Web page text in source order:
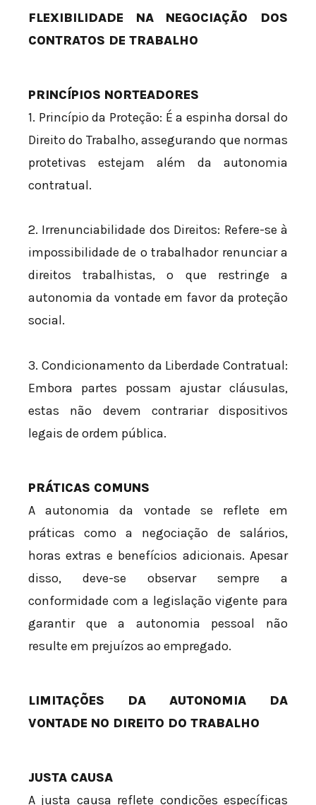
FLEXIBILIDADE NA NEGOCIAÇÃO DOS
CONTRATOS DE TRABALHO
PRINCÍPIOS NORTEADORES
1. Princípio da Proteção: É a espinha dorsal do
Direito do Trabalho, assegurando que normas
protetivas estejam além da autonomia
contratual.
2. Irrenunciabilidade dos Direitos: Refere-se à
impossibilidade de o trabalhador renunciar a
direitos trabalhistas, o que restringe a
autonomia da vontade em favor da proteção
social.
3. Condicionamento da Liberdade Contratual:
Embora partes possam ajustar cláusulas,
estas não devem contrariar dispositivos
legais de ordem pública.
PRÁTICAS COMUNS
A autonomia da vontade se reflete em
práticas como a negociação de salários,
horas extras e benefícios adicionais. Apesar
disso, deve-se observar sempre a
conformidade com a legislação vigente para
garantir que a autonomia pessoal não
resulte em prejuízos ao empregado.
LIMITAÇÕES DA AUTONOMIA DA
VONTADE NO DIREITO DO TRABALHO
JUSTA CAUSA
A justa causa reflete condições específicas